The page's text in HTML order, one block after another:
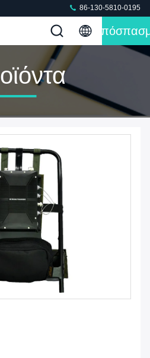
86-130-5810-0195